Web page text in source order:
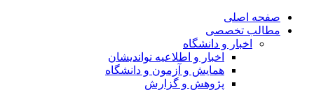
صفحه اصلی
مطالب تخصصی
اخبار و دانشگاه
اخبار و اطلاعیه نواندیشان
همایش و آزمون و دانشگاه
پژوهش و گزارش